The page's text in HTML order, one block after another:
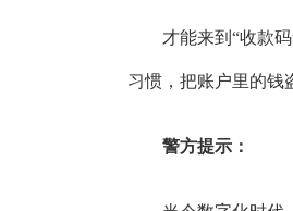
才能来到 “收款
习惯，把账户里的钱
警方提示：